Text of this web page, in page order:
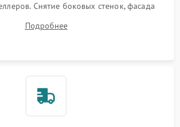
Снятие боковых стенок, фасада
насосу, ТЭНу и сливной помпе.
Подробнее